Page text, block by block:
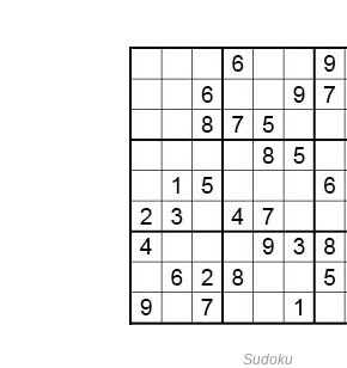
Sudoku